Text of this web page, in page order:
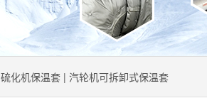
硫化机保温套 | 汽轮机可拆卸式保温套